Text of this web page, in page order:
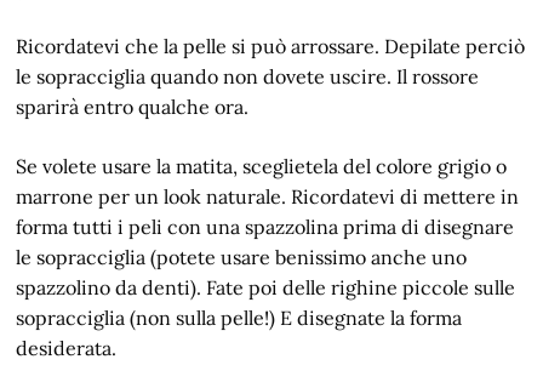
Ricordatevi che la pelle si può arrossare. Depilate perciò
le sopracciglia quando non dovete uscire. Il rossore
sparirà entro qualche ora.
Se volete usare la matita, sceglietela del colore grigio o
marrone per un look naturale. Ricordatevi di mettere in
forma tutti i peli con una spazzolina prima di disegnare
le sopracciglia (potete usare benissimo anche uno
spazzolino da denti). Fate poi delle righine piccole sulle
sopracciglia (non sulla pelle!) E disegnate la forma
desiderata.